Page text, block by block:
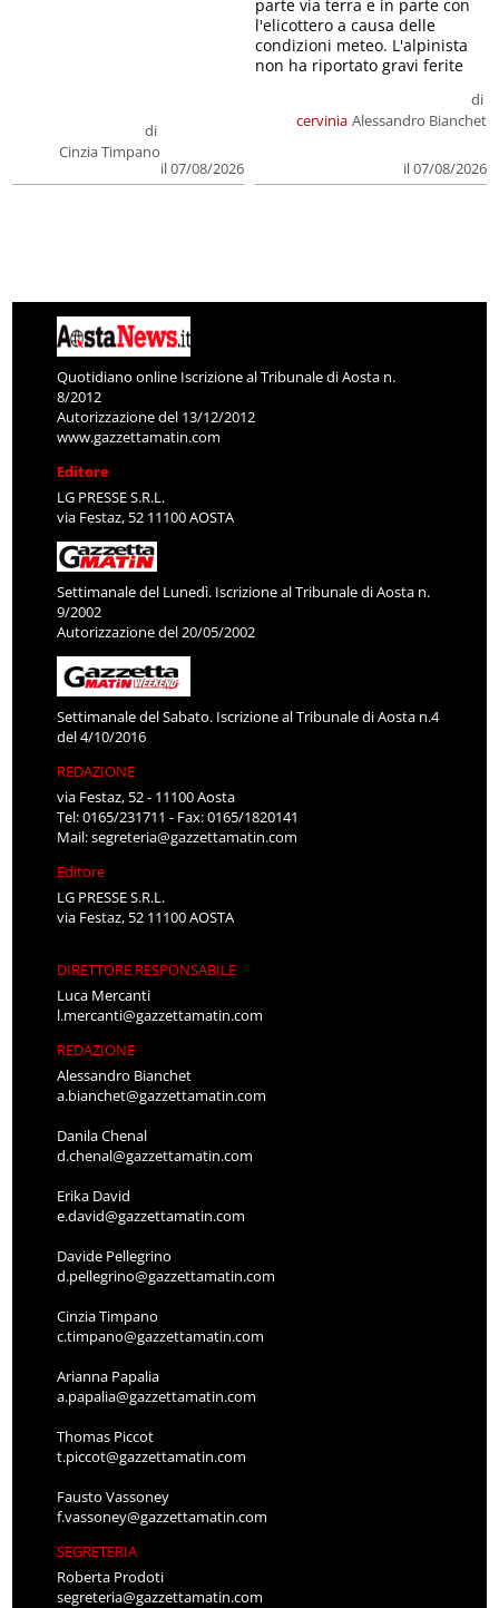
di
Cinzia Timpano
il 07/08/2026
cervinia
di
Alessandro Bianchet
il 07/08/2026
parte via terra e in parte con
l'elicottero a causa delle
condizioni meteo. L'alpinista
non ha riportato gravi ferite
Quotidiano online Iscrizione al Tribunale di Aosta n.
8/2012
Autorizzazione del 13/12/2012
www.gazzettamatin.com
Editore
LG PRESSE S.R.L.
via Festaz, 52 11100 AOSTA
Settimanale del Lunedì. Iscrizione al Tribunale di Aosta n.
9/2002
Autorizzazione del 20/05/2002
Settimanale del Sabato. Iscrizione al Tribunale di Aosta n.4
del 4/10/2016
REDAZIONE
via Festaz, 52 - 11100 Aosta
Tel: 0165/231711 - Fax: 0165/1820141
Mail:segreteria@gazzettamatin.com
Editore
LG PRESSE S.R.L.
via Festaz, 52 11100 AOSTA
DIRETTORE RESPONSABILE
Luca Mercanti
l.mercanti@gazzettamatin.com
REDAZIONE
Alessandro Bianchet
a.bianchet@gazzettamatin.com
Danila Chenal
d.chenal@gazzettamatin.com
Erika David
e.david@gazzettamatin.com
Davide Pellegrino
d.pellegrino@gazzettamatin.com
Cinzia Timpano
c.timpano@gazzettamatin.com
Arianna Papalia
a.papalia@gazzettamatin.com
Thomas Piccot
t.piccot@gazzettamatin.com
Fausto Vassoney
f.vassoney@gazzettamatin.com
SEGRETERIA
Roberta Prodoti
segreteria@gazzettamatin.com